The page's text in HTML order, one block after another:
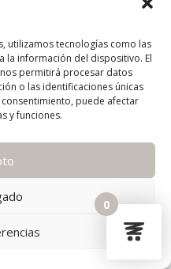
utilizamos tecnologías como las
la información del dispositivo. El
permitirá procesar datos
o las identificaciones únicas
puede afectar
y funciones.
0